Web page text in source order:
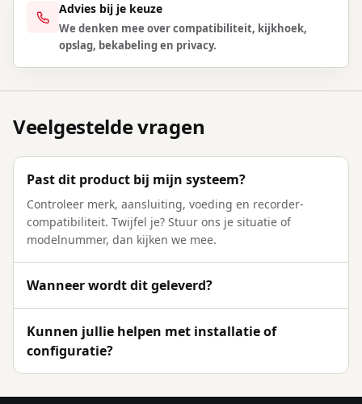
Advies bij je keuze
We denken mee over compatibiliteit, kijkhoek,
opslag, bekabeling en privacy.
Veelgestelde vragen
Past dit product bij mijn systeem?
Controleer merk, aansluiting, voeding en recorder-
compatibiliteit. Twijfel je? Stuur ons je situatie of
modelnummer, dan kijken we mee.
Wanneer wordt dit geleverd?
Kunnen jullie helpen met installatie of
configuratie?